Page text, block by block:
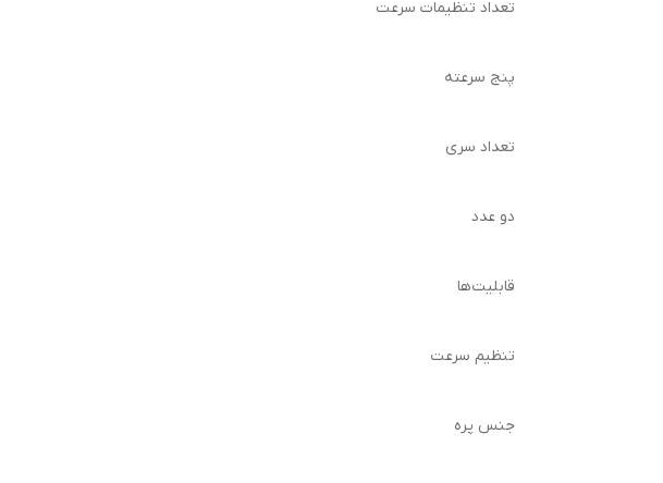
تعداد تنظیمات سرعت
پنج سرعته
تعداد سری
دو عدد
قابلیت‌ها
تنظیم سرعت
جنس پره